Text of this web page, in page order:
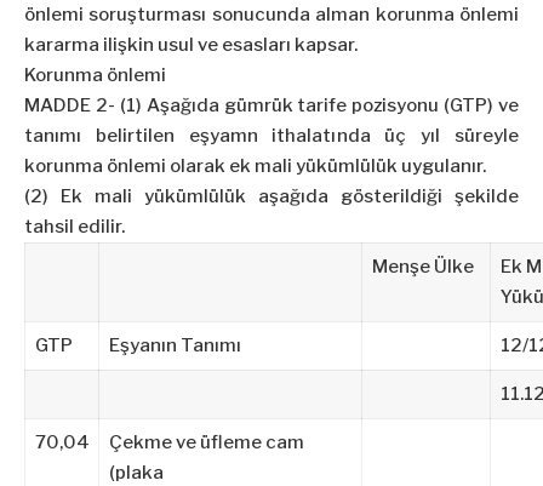
önlemi soruşturması sonucunda alman korunma önlemi
kararma ilişkin usul ve esasları kapsar.
Korunma önlemi
MADDE 2- (1) Aşağıda gümrük tarife pozisyonu (GTP) ve
tanımı belirtilen eşyamn ithalatında üç yıl süreyle
korunma önlemi olarak ek mali yükümlülük uygulanır.
(2) Ek mali yükümlülük aşağıda gösterildiği şekilde
tahsil edilir.
Menşe Ülke
Ek
GTP Eşyanın Tanımı 12/
70,04
Çekme ve üfleme cam
(plaka